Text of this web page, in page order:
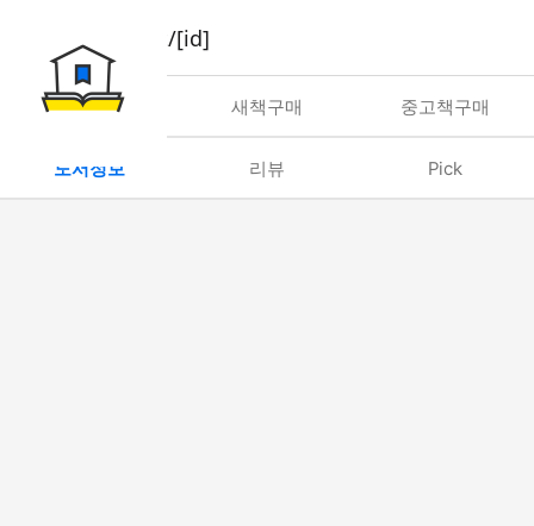
book/rent/[id]
대여 새책구매 중고책구매
도서정보 리뷰 Pick